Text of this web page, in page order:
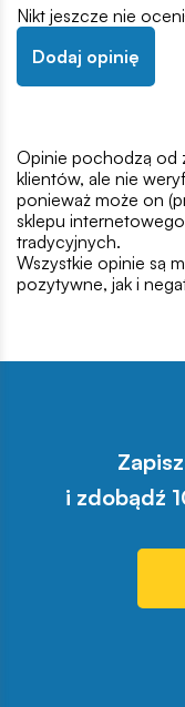
Nikt jeszcze nie
Dodaj opinię
Opinie pochodzą od
klientów, ale nie
ponieważ może on
sklepu
tradycyjnych.
Wszystkie opinie są
pozytywne, jak i
i zdobądź